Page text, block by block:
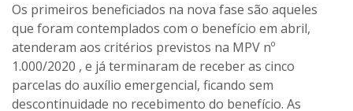
Os primeiros beneficiados na nova fase são aqueles
que foram contemplados com o benefício em abril,
atenderam aos critérios previstos na MPV nº
1.000/2020 , e já terminaram de receber as cinco
parcelas do auxílio emergencial, ficando sem
descontinuidade no recebimento do benefício. As